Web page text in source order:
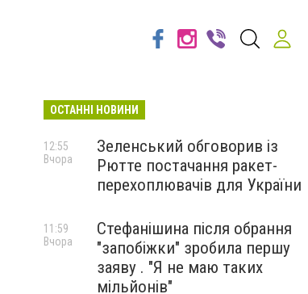
ОСТАННІ НОВИНИ
Зеленський обговорив із
Рютте постачання ракет-
перехоплювачів для України
12:55
Вчора
Стефанішина після обрання
"запобіжки" зробила першу
заяву . "Я не маю таких
мільйонів"
11:59
Вчора